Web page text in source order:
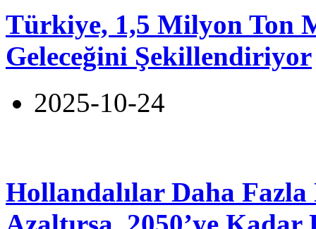
Türkiye, 1,5 Milyon Ton
Geleceğini Şekillendiriyor
2025-10-24
Hollandalılar Daha